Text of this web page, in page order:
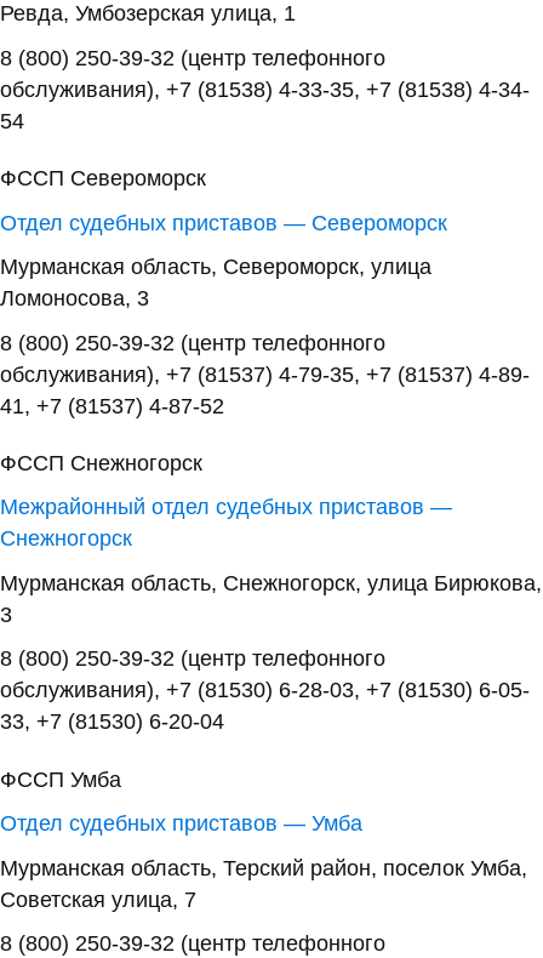
Ревда, Умбозерская улица, 1
8 (800) 250-39-32 (центр телефонного
обслуживания), +7 (81538) 4-33-35, +7 (81538) 4-34-
54
ФССП Североморск
Отдел судебных приставов — Североморск
Мурманская область, Североморск, улица
Ломоносова, 3
8 (800) 250-39-32 (центр телефонного
обслуживания), +7 (81537) 4-79-35, +7 (81537) 4-89-
41, +7 (81537) 4-87-52
ФССП Снежногорск
Межрайонный отдел судебных приставов —
Снежногорск
Мурманская область, Снежногорск, улица Бирюкова,
3
8 (800) 250-39-32 (центр телефонного
обслуживания), +7 (81530) 6-28-03, +7 (81530) 6-05-
33, +7 (81530) 6-20-04
ФССП Умба
Отдел судебных приставов — Умба
Мурманская область, Терский район, поселок Умба,
Советская улица, 7
8 (800) 250-39-32 (центр телефонного